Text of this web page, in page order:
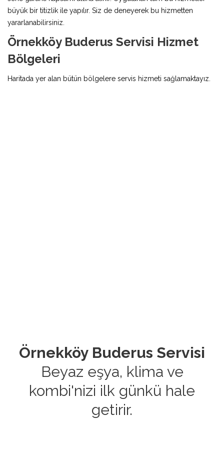
büyük bir titizlik ile yapılır. Siz de deneyerek bu hizmetten
yararlanabilirsiniz.
Örnekköy Buderus Servisi Hizmet
Bölgeleri
Haritada yer alan bütün bölgelere servis hizmeti sağlamaktayız.
Örnekköy Buderus Servisi
Beyaz eşya, klima ve
kombi'nizi ilk günkü hale
getirir.